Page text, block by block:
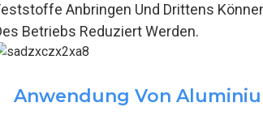
Anbringen Und Drittens
Betriebs Reduziert Werden.
Anwendung Von